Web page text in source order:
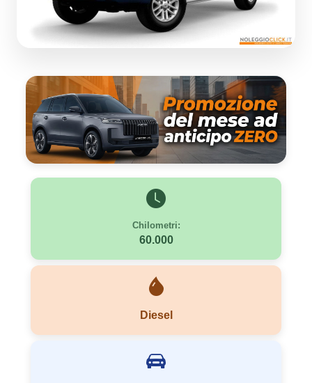
Chilometri:
60.000
Diesel